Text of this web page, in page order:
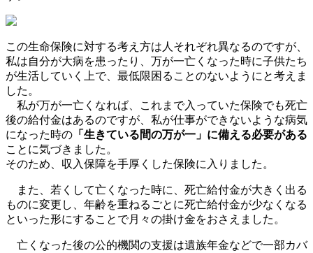
この生命保険に対する考え方は人それぞれ異なるのですが、
私は自分が大病を患ったり、万が一亡くなった時に子供たち
が生活していく上で、最低限困ることのないようにと考えま
した。
私が万が一亡くなれば、これまで入っていた保険でも死亡
後の給付金はあるのですが、私が仕事ができないような病気
になった時の 「生きている間の万が一」に備える必要がある
ことに気づきました。
そのため、収入保障を手厚くした保険に入りました。
また、若くして亡くなった時に、死亡給付金が大きく出る
ものに変更し、年齢を重ねるごとに死亡給付金が少なくなる
といった形にすることで月々の掛け金をおさえました。
亡くなった後の公的機関の支援は遺族年金などで一部カバ